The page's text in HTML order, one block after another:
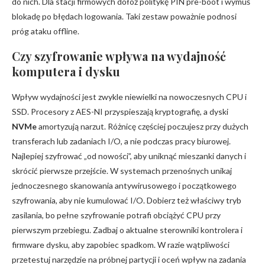
blokadę po błędach logowania. Taki zestaw poważnie podnosi
próg ataku offline.
Czy szyfrowanie wpływa na wydajność
komputera i dysku
Wpływ wydajności jest zwykle niewielki na nowoczesnych CPU i
SSD. Procesory z AES-NI przyspieszają kryptografię, a dyski
NVMeamortyzują narzut. Różnicę częściej poczujesz przy dużych
transferach lub zadaniach I/O, a nie podczas pracy biurowej.
Najlepiej szyfrować „od nowości”, aby uniknąć mieszanki danych i
skrócić pierwsze przejście. W systemach przenośnych unikaj
jednoczesnego skanowania antywirusowego i początkowego
szyfrowania, aby nie kumulować I/O. Dobierz też właściwy tryb
zasilania, bo pełne szyfrowanie potrafi obciążyć CPU przy
pierwszym przebiegu. Zadbaj o aktualne sterowniki kontrolera i
firmware dysku, aby zapobiec spadkom. W razie wątpliwości
przetestuj narzędzie na próbnej partycji i oceń wpływ na zadania